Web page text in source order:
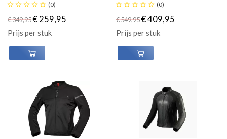
     (0)
€ 349,95€ 259,95
Prijs per stuk
     (0)
€ 549,95€ 409,95
Prijs per stuk